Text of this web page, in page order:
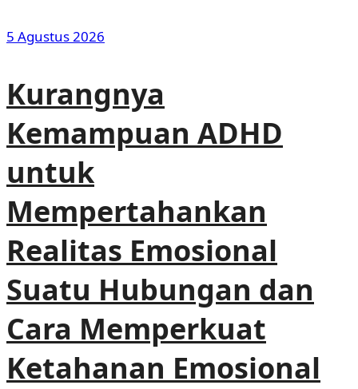
5 Agustus 2026
Kurangnya
Kemampuan ADHD
untuk
Mempertahankan
Realitas Emosional
Suatu Hubungan dan
Cara Memperkuat
Ketahanan Emosional